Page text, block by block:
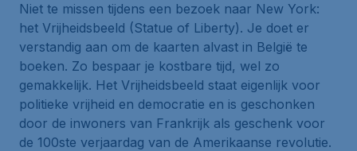
Niet te missen tijdens een bezoek naar New York:
het Vrijheidsbeeld (Statue of Liberty). Je doet er
verstandig aan om de kaarten alvast in België te
boeken. Zo bespaar je kostbare tijd, wel zo
gemakkelijk. Het Vrijheidsbeeld staat eigenlijk voor
politieke vrijheid en democratie en is geschonken
door de inwoners van Frankrijk als geschenk voor
de 100ste verjaardag van de Amerikaanse revolutie.